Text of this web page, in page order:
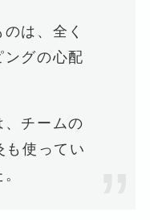
は、全く
ングの心配
、チームの
も使ってい